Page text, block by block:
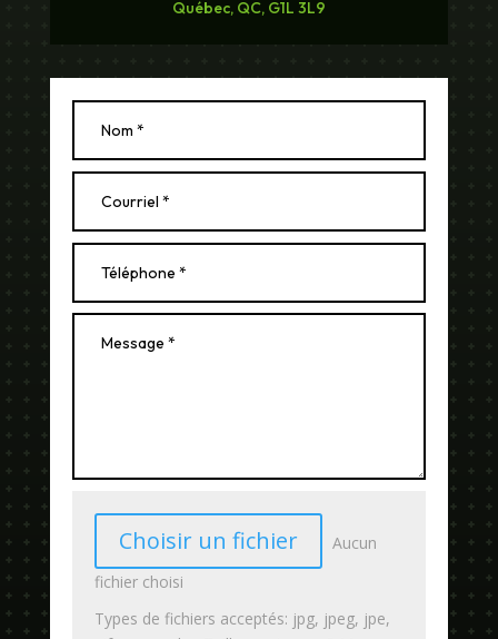
Québec, QC, G1L 3L9
Choisir un fichier
Aucun
fichier choisi
Types de fichiers acceptés: jpg, jpeg, jpe,